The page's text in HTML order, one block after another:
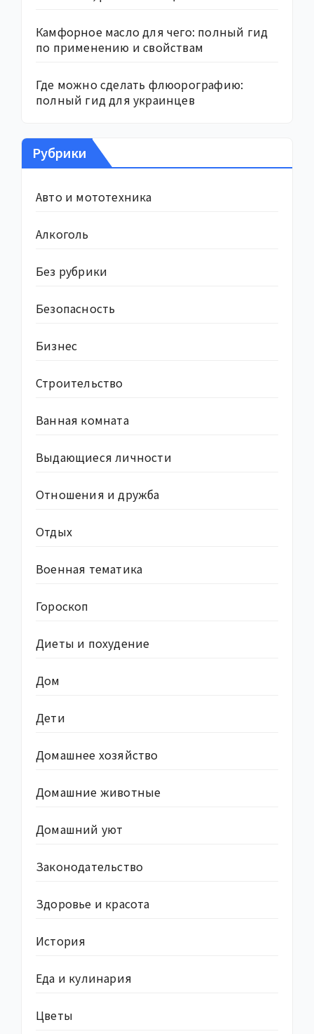
Камфорное масло для чего: полный гид
по применению и свойствам
Где можно сделать флюорографию:
полный гид для украинцев
Рубрики
Авто и мототехника
Алкоголь
Без рубрики
Безопасность
Бизнес
Строительство
Ванная комната
Выдающиеся личности
Отношения и дружба
Отдых
Военная тематика
Гороскоп
Диеты и похудение
Дом
Дети
Домашнее хозяйство
Домашние животные
Домашний уют
Законодательство
Здоровье и красота
История
Еда и кулинария
Цветы